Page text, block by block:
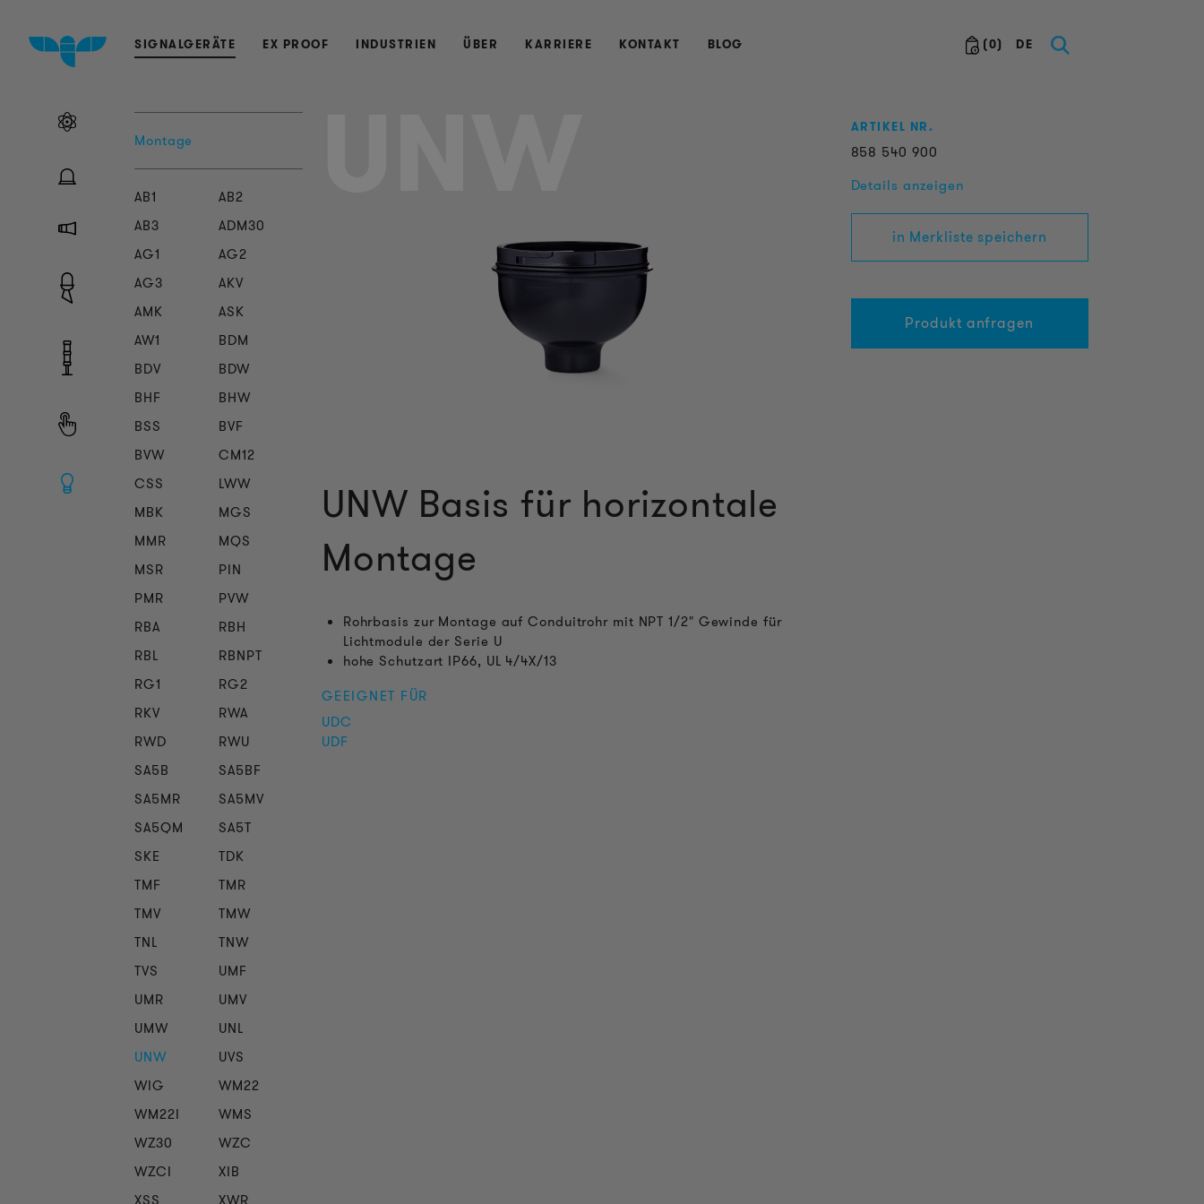
(0) DE
SIGNALGERÄTE EX PROOF INDUSTRIEN ÜBER KARRIERE KONTAKT BLOG
Montage
AB1
AB2
AB3
ADM30
AG1
AG2
AG3
AKV
AMK
ASK
AW1
BDM
BDV
BDW
BHF
BHW
BSS
BVF
BVW
CM12
CSS
LWW
MBK
MGS
MMR
MQS
MSR
PIN
PMR
PVW
RBA
RBH
RBL
RBNPT
RG1
RG2
RKV
RWA
RWD
RWU
SA5B
SA5BF
SA5MR
SA5MV
SA5QM
SA5T
SKE
TDK
TMF
TMR
TMV
TMW
TNL
TNW
TVS
UMF
UMR
UMV
UMW
UNL
UNW
UVS
WIG
WM22
WM22I
WMS
WZ30
WZC
WZCI
XIB
ARTIKEL NR.
858 540 900
Details anzeigen
in Merkliste speichern
Produkt anfragen
UNW Basis für horizontale
Montage
Rohrbasis zur Montage auf Conduitrohr mit NPT 1/2" Gewinde für
Lichtmodule der Serie U
hohe Schutzart IP66, UL 4/4X/13
GEEIGNET FÜR
UDC
UDF